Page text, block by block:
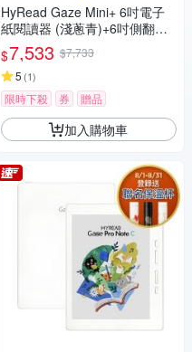
HyRead Gaze Mini+ 6吋電子
紙閱讀器 (淺蔥青)+6吋側翻保
護殼
$7,533 $7,733
5 (1)
限時下殺 券 贈品
加入購物車